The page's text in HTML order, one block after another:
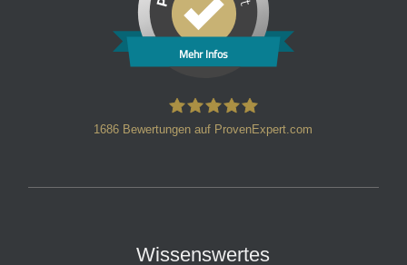
Mehr Infos
1686 Bewertungen auf ProvenExpert.com
Wissenswertes